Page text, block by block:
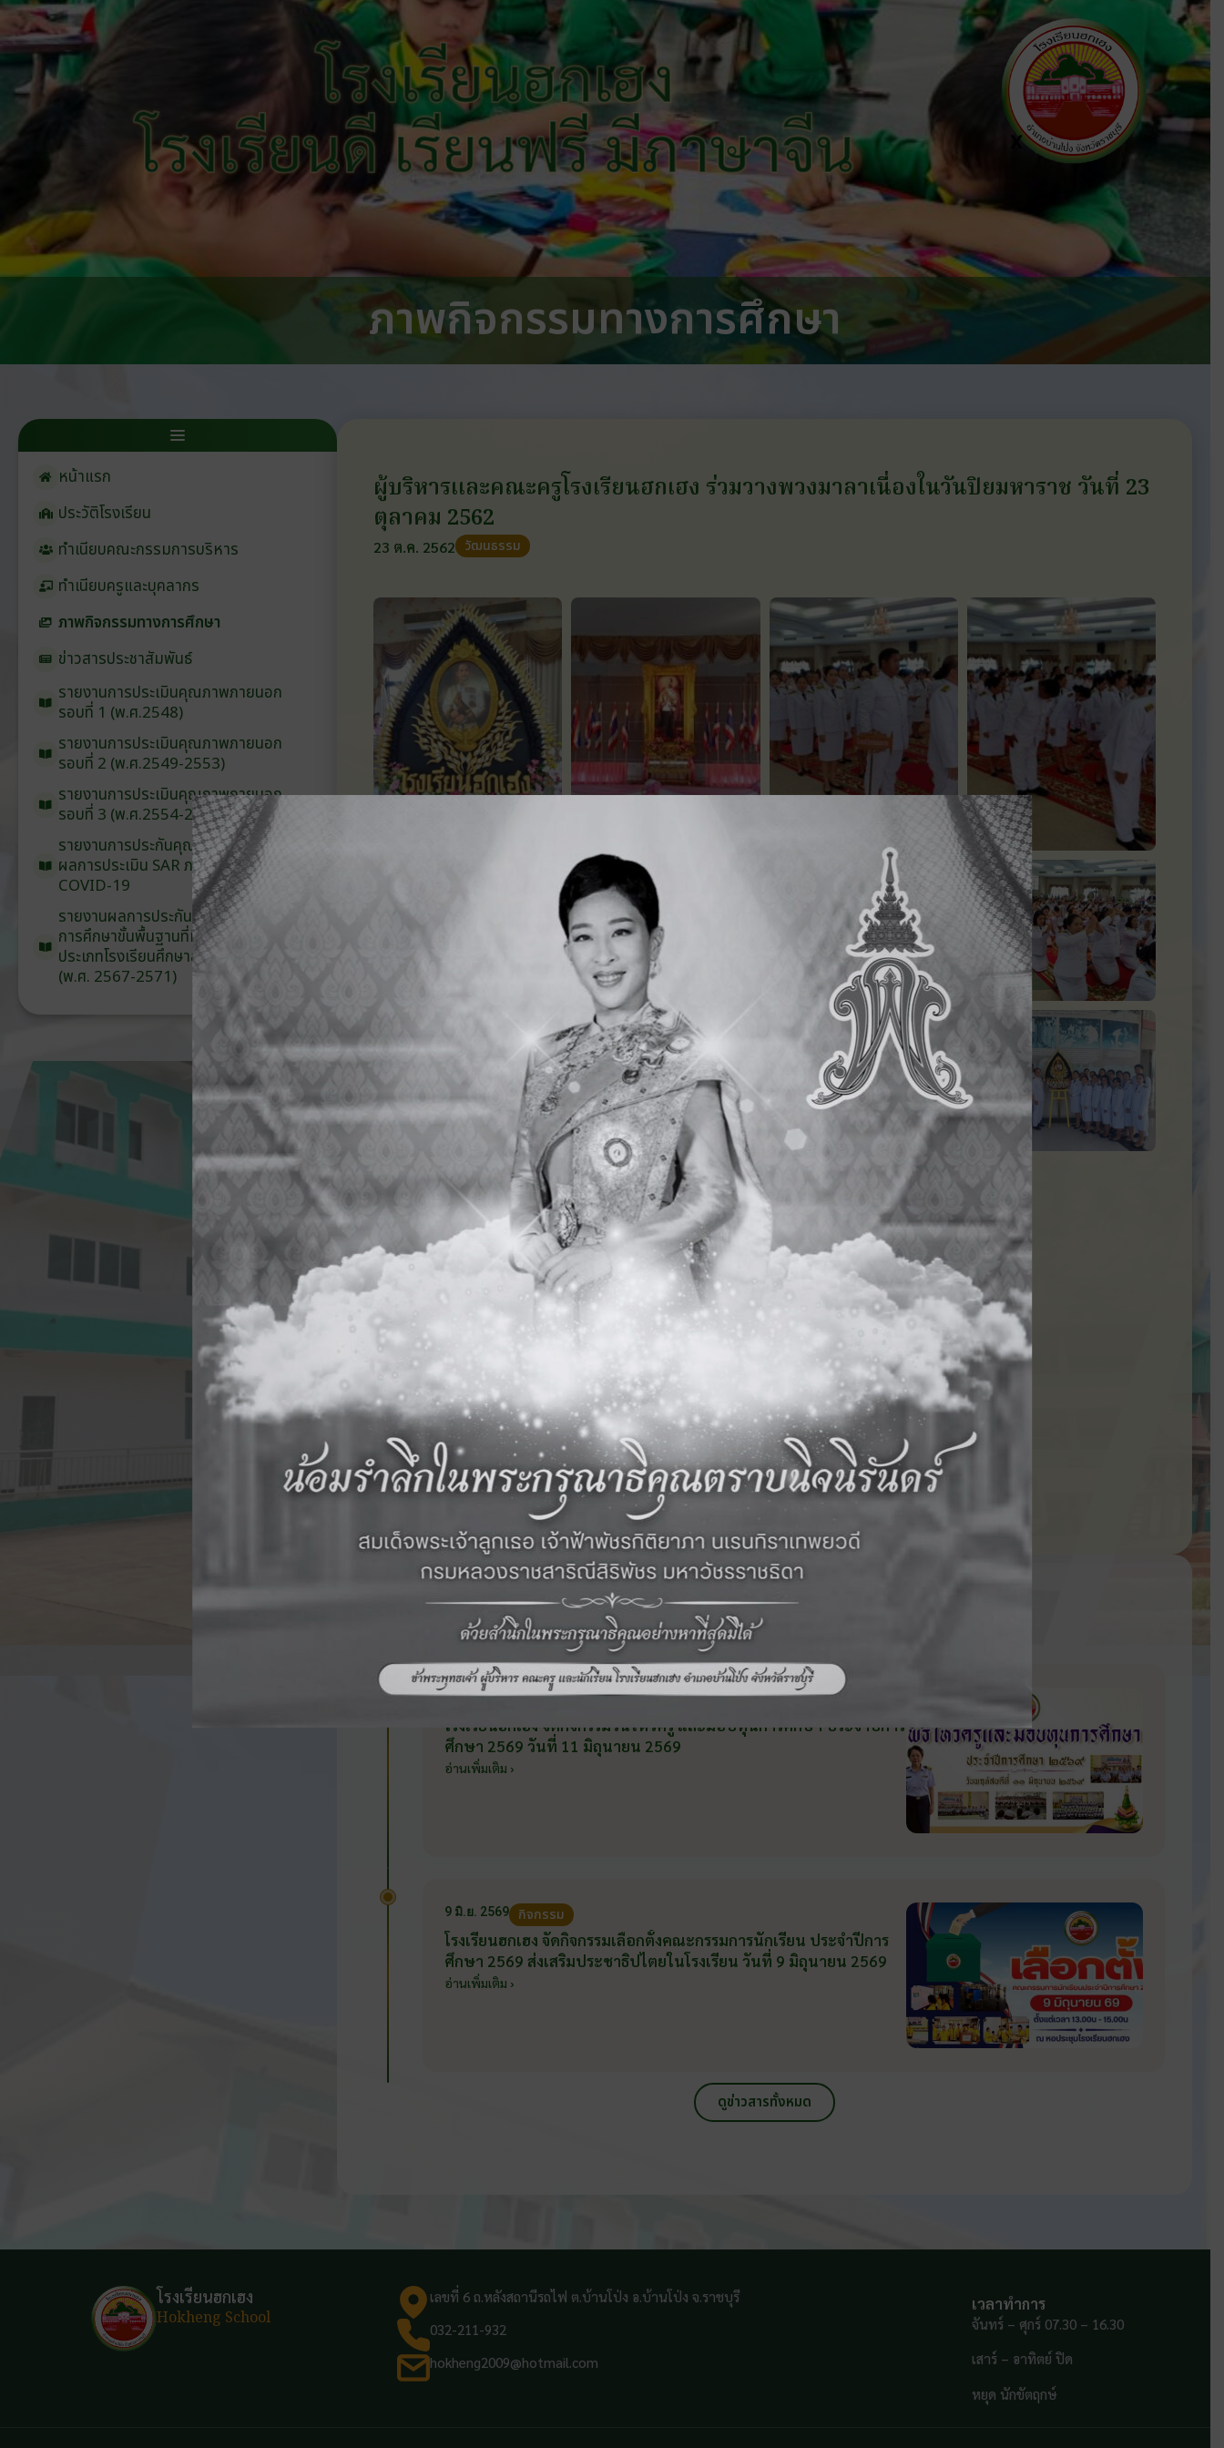
โรงเรียนฮกเฮง
โรงเรียนดี เรียนฟรี มีภาษาจีน
ภาพกิจกรรมทางการศึกษา
หน้าแรก
ประวัติโรงเรียน
ทำเนียบคณะกรรมการบริหาร
ทำเนียบครูและบุคลากร
ภาพกิจกรรมทางการศึกษา
ข่าวสารประชาสัมพันธ์
รายงานการประเมินคุณภาพภายนอก
รอบ⁠ที่ 1 (พ.ศ.2548)
รายงานการประเมินคุณภาพภายนอก
รอบ⁠ที่ 2 (พ.ศ.2549-2553)
รายงานการประเมินคุณภาพภายนอก
รอบ⁠ที่ 3 (พ.ศ.2554-2558)
รายงานการประกันคุณภาพภายนอก
ผลการประเมิน SARภายใต้สถานการณ์
COVID-19
รายงานผลการประกันคุณภาพ
การศึกษาขั้นพื้นฐานที่มีวัตถุประสงค์
ประเภทโรงเรียนศึกษาสงเคราะห์
(พ.ศ. 2567-2571)
ผู้บริหารและคณะครูโรงเรียนฮกเฮง ร่วมวางพวงมาลาเนื่องในวันปิยมหาราช วันที่ 23
ตุลาคม 2562
23 ต.ค. 2562 วัฒนธรรม
‹ กิจกรรมก่อนหน้า ดูภาพกิจกรรมอื่นๆ ในปี 2562 กิจกรรมถัดไป ›
ข่าวสารและภาพกิจกรรมทางการศึกษา
11 มิ.ย. 2569 กิจกรรม
โรงเรียนฮกเฮง จัดกิจกรรมวันไหว้ครู และมอบทุนการศึกษา ประจำปีการ
ศึกษา 2569 วันที่ 11 มิถุนายน 2569
อ่านเพิ่มเติม ›
9 มิ.ย. 2569 กิจกรรม
โรงเรียนฮกเฮง จัดกิจกรรมเลือกตั้งคณะกรรมการนักเรียน ประจำปีการ
ศึกษา 2569 ส่งเสริมประชาธิปไตยในโรงเรียน วันที่ 9 มิถุนายน 2569
อ่านเพิ่มเติม ›
ดูข่าวสารทั้งหมด
โรงเรียนฮกเฮง
Hokheng School
เลขที่ 6 ถ.หลังสถานีรถไฟ ต.บ้านโป่ง อ.บ้านโป่ง จ.ราชบุรี
032-211-932
hokheng2009@hotmail.com
เวลาทำการ
จันทร์ – ศุกร์ 07.30 – 16.30
เสาร์ – อาทิตย์ ปิด
หยุด นักขัตฤกษ์
X